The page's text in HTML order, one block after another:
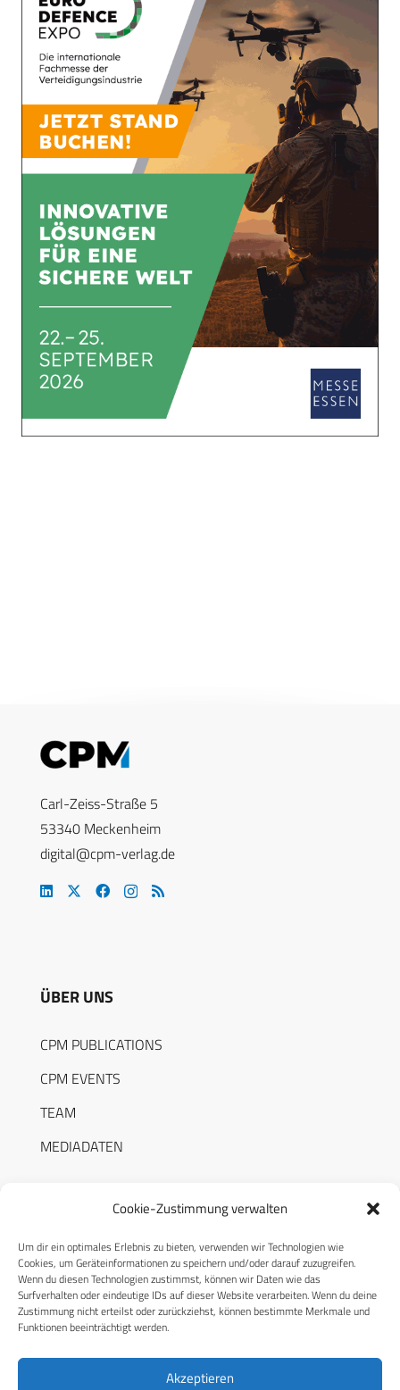
Cookie-Zustimmung verwalten
Um dir ein optimales Erlebnis zu bieten, verwenden wir Technologien wie
Cookies, um Geräteinformationen zu speichern und/oder darauf zuzugreifen.
Wenn du diesen Technologien zustimmst, können wir Daten wie das
Surfverhalten oder eindeutige IDs auf dieser Website verarbeiten. Wenn du deine
Zustimmung nicht erteilst oder zurückziehst, können bestimmte Merkmale und
Funktionen beeinträchtigt werden.
Akzeptieren
Carl-Zeiss-Straße 5
53340 Meckenheim
digital@cpm-verlag.de
ÜBER UNS
CPM PUBLICATIONS
CPM EVENTS
TEAM
MEDIADATEN
RECHTLICHES
Datenschutzerklärung
Cookie-Richtlinie (EU)